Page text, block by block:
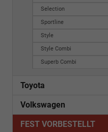
Selection
Sportline
Style
Style Combi
Superb Combi
Toyota
Volkswagen
FEST VORBESTELLT